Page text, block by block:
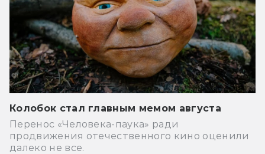
Колобок стал главным мемом августа
Перенос «Человека-паука» ради
продвижения отечественного кино оценили
далеко не все.